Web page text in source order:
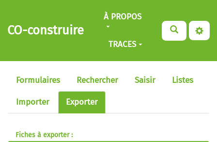
Aller au contenu principal
CO-construire
À PROPOS
TRACES
Formulaires Rechercher Saisir Listes
Importer Exporter
Fiches à exporter :